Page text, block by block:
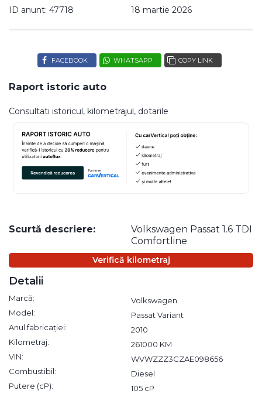
ID anunt: 47718 18 martie 2026
FACEBOOK WHATSAPP COPY LINK
Raport istoric auto
Consultati istoricul, kilometrajul, dotarile
Scurtă descriere:
Volkswagen Passat 1.6 TDI
Comfortline
Verifică kilometraj
Detalii
Marcă:
Volkswagen
Model:
Passat Variant
Anul fabricației:
2010
Kilometraj:
261000 KM
VIN:
WVWZZZ3CZAE098656
Combustibil:
Diesel
Putere (cP):
105 cP